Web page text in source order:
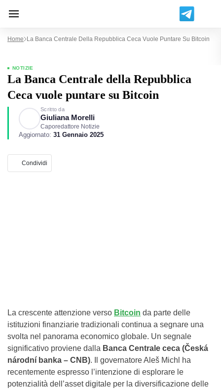
Home La Banca Centrale Della Repubblica Ceca Vuole Puntare Su Bitcoin
NOTIZIE
La Banca Centrale della Repubblica
Ceca vuole puntare su Bitcoin
Scritto da
Giuliana Morelli
Caporedattore Notizie
Aggiornato: 31 Gennaio 2025
Condividi
La crescente attenzione verso Bitcoin da parte delle
istituzioni finanziarie tradizionali continua a segnare una
svolta nel panorama economico globale. Un segnale
significativo proviene dalla Banca Centrale ceca (Česká
národní banka – CNB). Il governatore Aleš Michl ha
recentemente espresso l’intenzione di esplorare le
potenzialità dell’asset digitale per la diversificazione delle